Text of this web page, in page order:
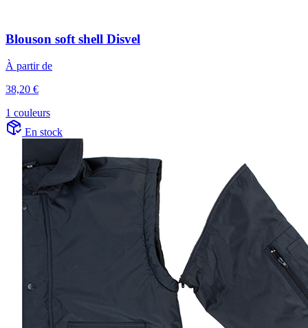
Blouson soft shell Disvel
À partir de
38,20 €
1 couleurs
En stock